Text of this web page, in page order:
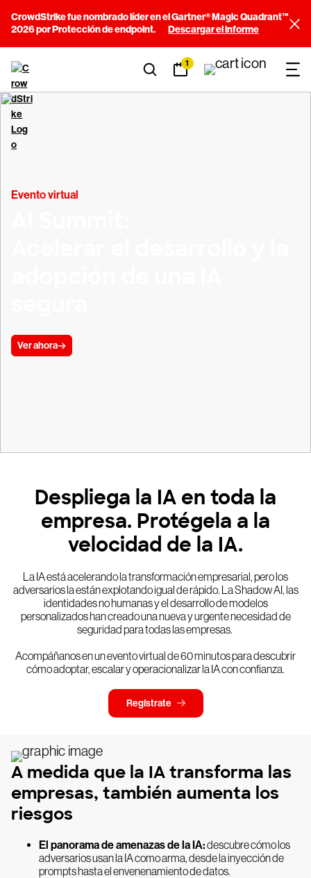
CrowdStrike fue nombrado líder en el Gartner® Magic Quadrant™
2026 por Protección de endpoint.
Descargar el informe
1
Evento virtual
Ver ahora
Despliega la IA en toda la
empresa. Protégela a la
velocidad de la IA.
La IA está acelerando la transformación empresarial, pero los
adversarios la están explotando igual de rápido. La Shadow AI, las
identidades no humanas y el desarrollo de modelos
personalizados han creado una nueva y urgente necesidad de
seguridad para todas las empresas.
Acompáñanos en un evento virtual de 60 minutos para descubrir
cómo adoptar, escalar y operacionalizar la IA con confianza.
Regístrate
A medida que la IA transforma las
empresas, también aumenta los
riesgos
El panorama de amenazas de la IA:descubre cómo los
adversarios usan la IA como arma, desde la inyección de
prompts hasta el envenenamiento de datos.